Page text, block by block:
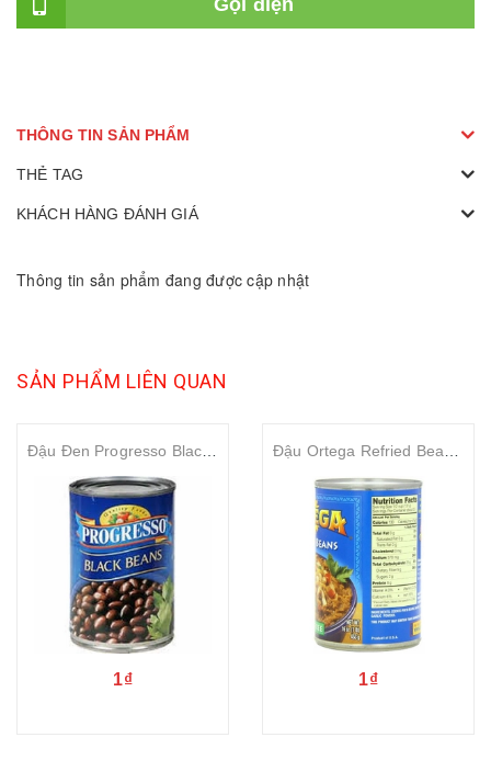
THÔNG TIN SẢN PHẨM
THẺ TAG
KHÁCH HÀNG ĐÁNH GIÁ
Thông tin sản phẩm đang được cập nhật
SẢN PHẨM LIÊN QUAN
1₫ 1₫